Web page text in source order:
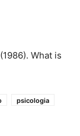
What is
psicologia